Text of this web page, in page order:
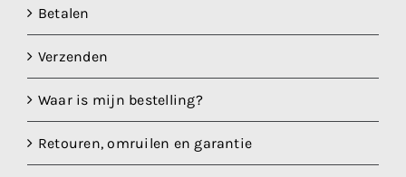
Betalen
Verzenden
Waar is mijn bestelling?
Retouren, omruilen en garantie